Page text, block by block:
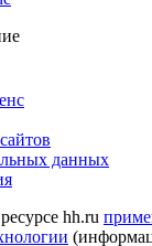
данных
hh.ru